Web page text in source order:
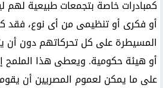
كمبادرات خاصة بتجمعات طبيعية
أو فكرى أو تنظيمى من أى نوع، فقد
المسيطرة على كل تحركاتهم دون
أو هيئة حكومية. ويعطى هذا الملمح
على ما يمكن لعموم المصريين أن